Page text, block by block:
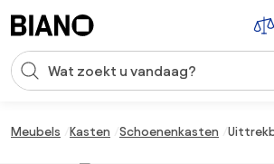
Zoekopdracht invoeren
Meubels Kasten Schoenenkasten